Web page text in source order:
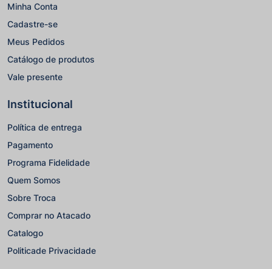
Minha Conta
Cadastre-se
Meus Pedidos
Catálogo de produtos
Vale presente
Institucional
Política de entrega
Pagamento
Programa Fidelidade
Quem Somos
Sobre Troca
Comprar no Atacado
Catalogo
Politicade Privacidade